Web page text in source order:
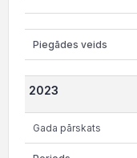
2023
Gada pārskats